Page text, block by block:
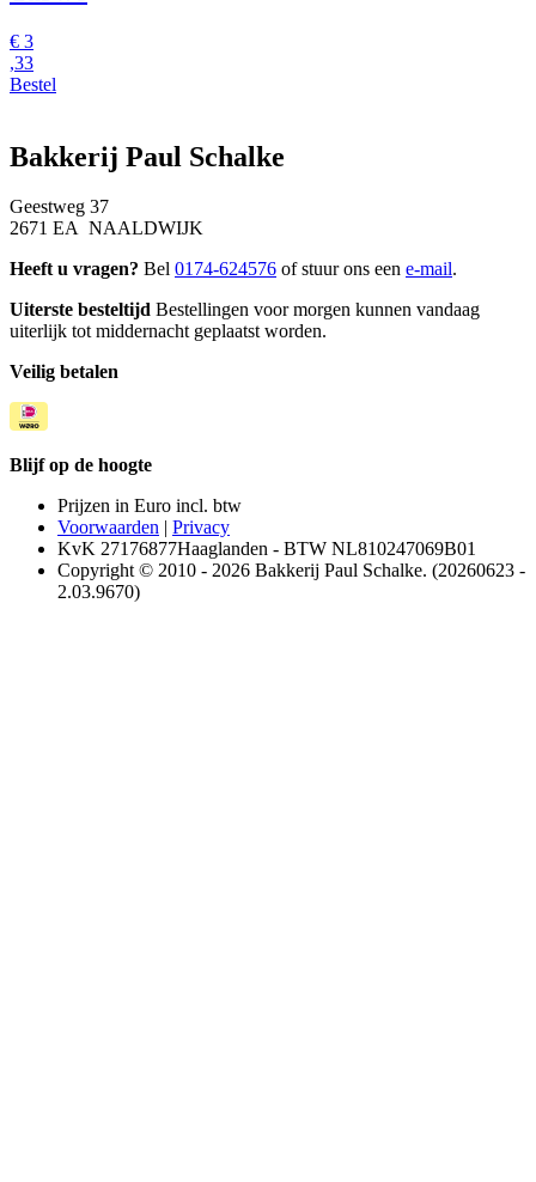
€ 3
,33
Bestel
Bakkerij Paul Schalke
Geestweg 37
2671 EA NAALDWIJK
Heeft u vragen? Bel 0174-624576 of stuur ons een e-mail.
Uiterste besteltijd Bestellingen voor morgen kunnen vandaag
uiterlijk tot middernacht geplaatst worden.
Veilig betalen
Blijf op de hoogte
Prijzen in Euro incl. btw
Voorwaarden | Privacy
KvK 27176877Haaglanden - BTW NL810247069B01
Copyright © 2010 - 2026 Bakkerij Paul Schalke. (20260623 -
2.03.9670)